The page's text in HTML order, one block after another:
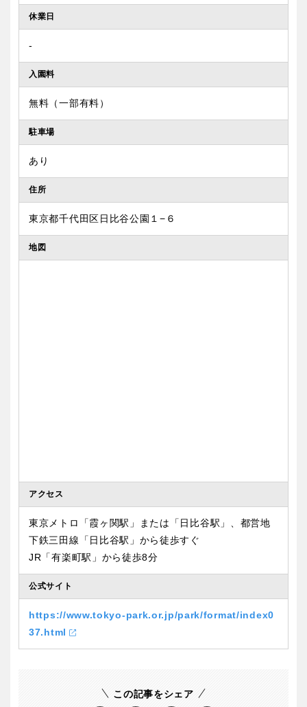
休業日
‐
入園料
無料（一部有料）
駐車場
あり
住所
東京都千代田区日比谷公園１−６
地図
アクセス
東京メトロ「霞ヶ関駅」または「日比谷駅」、都営地
下鉄三田線「日比谷駅」から徒歩すぐ
JR「有楽町駅」から徒歩8分
公式サイト
https://www.tokyo-park.or.jp/park/format/index0
37.html
この記事をシェア